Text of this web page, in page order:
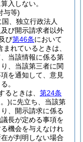
入しない。
与等)
、独立行政法人
び開示請求者以外
び第46条において
れているときは、
当該情報に係る第
、当該第三者に関
を通知して、意見
。
るときは、 第24条
)に先立ち、当該第
、開示請求に係る
長が定める事項を
機会を与えなけれ
が判明しない場合